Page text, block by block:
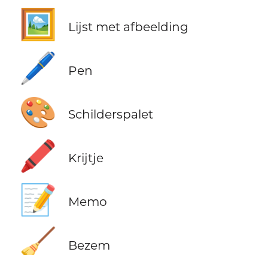
🖼️ Lijst met afbeelding
🖊️ Pen
🎨 Schilderspalet
🖍️ Krijtje
📝 Memo
🧹 Bezem